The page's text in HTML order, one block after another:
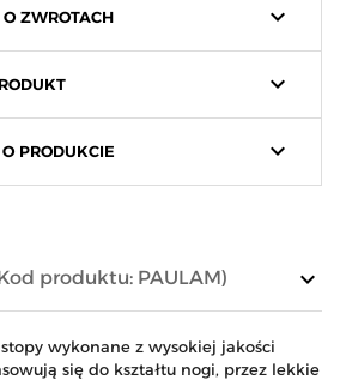
keyboard_arrow_down
ZWROTACH
keyboard_arrow_down
keyboard_arrow_down
PRODUKCIE
keyboard_arrow_down
produktu: PAULAM)
wykonane z wysokiej jakości
się do kształtu nogi, przez lekkie